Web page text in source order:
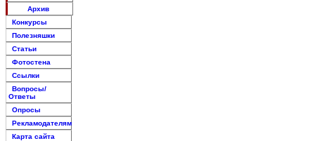
Архив
Конкурсы
Полезняшки
Статьи
Фотостена
Ссылки
Вопросы/
Ответы
Опросы
Рекламодателям
Карта сайта